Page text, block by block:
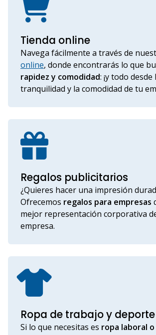
Tienda online
Navega fácilmente a través de
online, donde encontrarás lo que
rapidez y comodidad: ¡y todo desde
tranquilidad y la comodidad de tu
Regalos publicitarios
¿Quieres hacer una impresión
Ofrecemos regalos para empresas
mejor representación corporativa
empresa.
Ropa de trabajo y deporte
Si lo que necesitas es ropa laboral